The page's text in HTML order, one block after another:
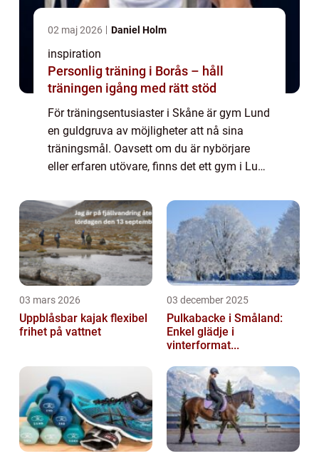
02 maj 2026 Daniel Holm
inspiration
Personlig träning i Borås – håll
träningen igång med rätt stöd
För träningsentusiaster i Skåne är gym Lund
en guldgruva av möjligheter att nå sina
träningsmål. Oavsett om du är nybörjare
eller erfaren utövare, finns det ett gym i Lund
nivåer I Lund finns det en bred varia...
03 mars 2026
Uppblåsbar kajak flexibel
frihet på vattnet
03 december 2025
Pulkabacke i Småland:
Enkel glädje i
vinterformat...